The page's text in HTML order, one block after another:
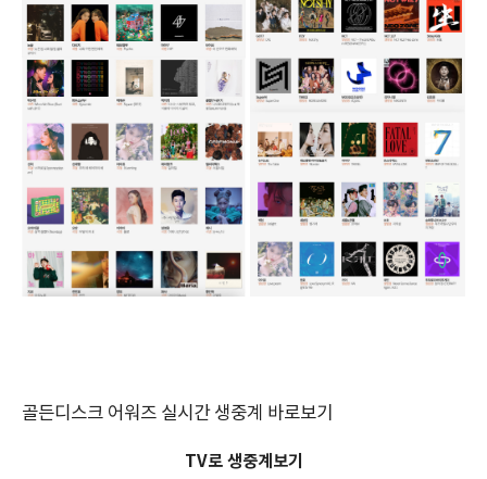
골든디스크 어워즈 실시간 생중계 바로보기
TV로 생중계보기